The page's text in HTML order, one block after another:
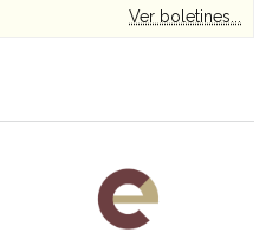
Ver boletines...